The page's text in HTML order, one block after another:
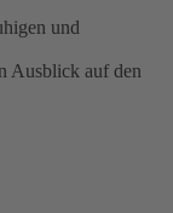
und
Ausblick auf den